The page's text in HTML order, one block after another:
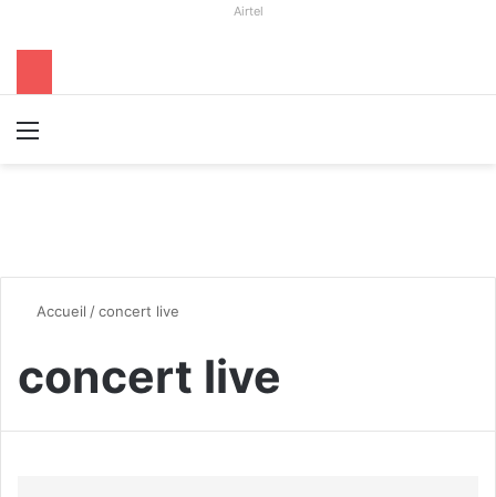
Airtel
Accueil /concert live
concert live